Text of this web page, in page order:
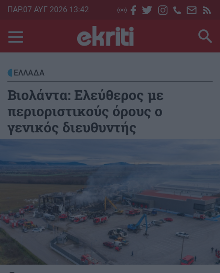
Skip
main
content
ΠΑΡ.07 ΑΥΓ 2026 13:42
ΕΛΛΑΔΑ
Βιολάντα: Ελεύθερος με
περιοριστικούς όρους ο
γενικός διευθυντής